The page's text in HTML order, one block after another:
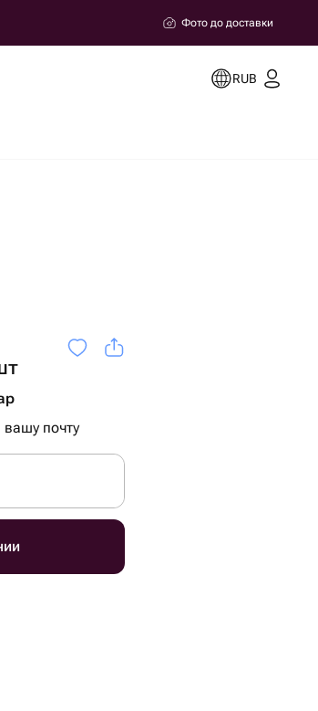
Фото до доставки
RUB
почту